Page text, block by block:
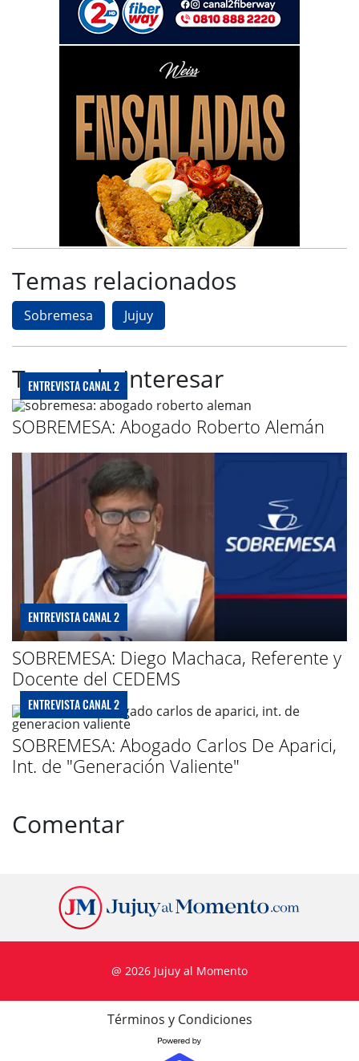
Temas relacionados
Sobremesa Jujuy
Te puede Interesar
ENTREVISTA CANAL 2
SOBREMESA: Abogado Roberto Alemán
ENTREVISTA CANAL 2
SOBREMESA: Diego Machaca, Referente y
Docente del CEDEMS
ENTREVISTA CANAL 2
SOBREMESA: Abogado Carlos De Aparici,
Int. de "Generación Valiente"
Comentar
@ 2026 Jujuy al Momento
Términos y Condiciones